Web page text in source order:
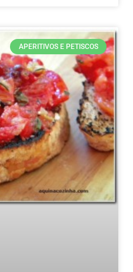
APERITIVOS E PETISCOS